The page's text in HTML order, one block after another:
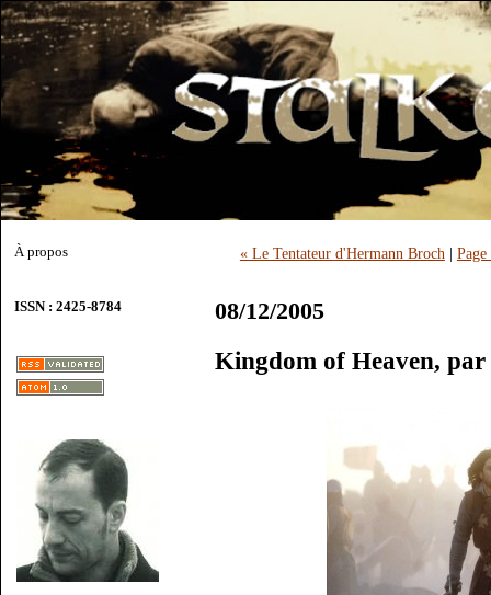
À propos
ISSN : 2425-8784
« Le Tentateur d'Hermann Broch |
08/12/2005
Kingdom of Heaven,